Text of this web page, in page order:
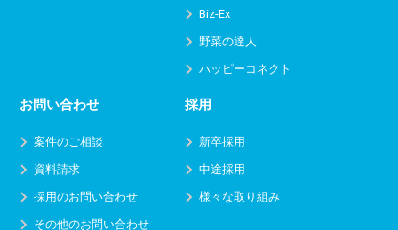
Biz-Ex
野菜の達人
ハッピーコネクト
お問い合わせ
案件のご相談
資料請求
採用のお問い合わせ
その他のお問い合わせ
採用
新卒採用
中途採用
様々な取り組み